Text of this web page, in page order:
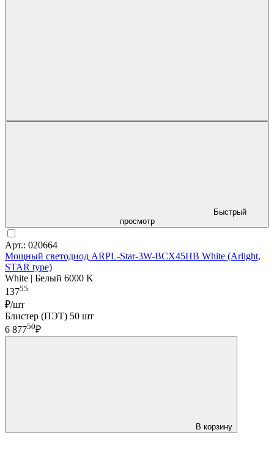
Быстрый
просмотр
Арт.: 020664
Мощный светодиод ARPL-Star-3W-BCX45HB White (Arlight,
STAR type)
White | Белый 6000 K
13755
₽/шт
Блистер (ПЭТ) 50 шт
6 87750₽
В корзину